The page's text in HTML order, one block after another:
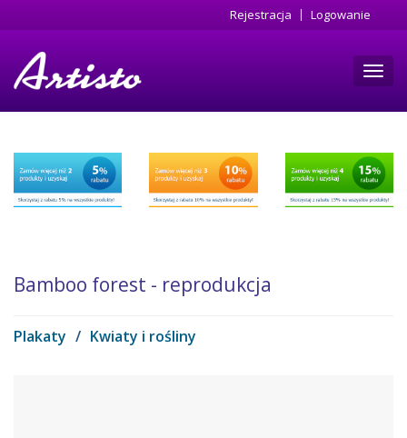
do
Rejestracja Logowanie
Bamboo forest - reprodukcja
Plakaty / Kwiaty i rośliny